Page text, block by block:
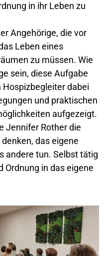
in ihr Leben zu
Angehörige, die vor
Leben eines
zu müssen. Wie
sein, diese Aufgabe
Hospizbegleiter dabei
und praktischen
aufgezeigt.
Jennifer Rother die
das eigene
andere tun. Selbst tätig
Ordnung in das eigene